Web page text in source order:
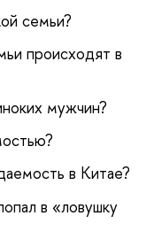
семьи?
происходят в
мужчин?
в Китае?
в «ловушку